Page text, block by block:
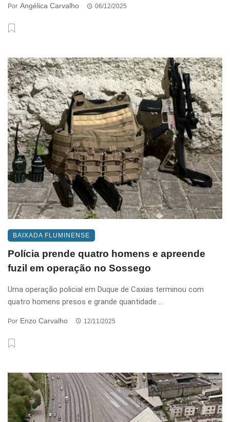
Por Angélica Carvalho 06/12/2025
BAIXADA FLUMINENSE
Polícia prende quatro homens e apreende
fuzil em operação no Sossego
Uma operação policial em Duque de Caxias terminou com
quatro homens presos e grande quantidade ...
Por Enzo Carvalho 12/11/2025